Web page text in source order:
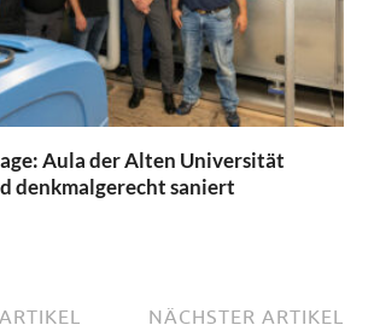
Aula der Alten Universität
denkmalgerecht saniert
NÄCHSTER ARTIKEL